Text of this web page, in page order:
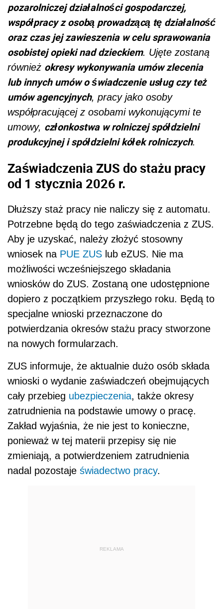
pozarolniczej działalności gospodarczej,
współpracy z osobą prowadzącą tę działalność
oraz czas jej zawieszenia w celu sprawowania
osobistej opieki nad dzieckiem. Ujęte zostaną
również okresy wykonywania umów zlecenia
lub innych umów o świadczenie usług czy też
umów agencyjnych, pracy jako osoby
współpracującej z osobami wykonującymi te
umowy, członkostwa w rolniczej spółdzielni
produkcyjnej i spółdzielni kółek rolniczych.
Zaświadczenia ZUS do stażu pracy
od 1 stycznia 2026 r.
Dłuższy staż pracy nie naliczy się z automatu.
Potrzebne będą do tego zaświadczenia z ZUS.
Aby je uzyskać, należy złożyć stosowny
wniosek na PUE ZUS lub eZUS. Nie ma
możliwości wcześniejszego składania
wniosków do ZUS. Zostaną one udostępnione
dopiero z początkiem przyszłego roku. Będą to
specjalne wnioski przeznaczone do
potwierdzania okresów stażu pracy stworzone
na nowych formularzach.
ZUS informuje, że aktualnie dużo osób składa
wnioski o wydanie zaświadczeń obejmujących
cały przebieg ubezpieczenia, także okresy
zatrudnienia na podstawie umowy o pracę.
Zakład wyjaśnia, że nie jest to konieczne,
ponieważ w tej materii przepisy się nie
zmieniają, a potwierdzeniem zatrudnienia
nadal pozostaje świadectwo pracy.
REKLAMA